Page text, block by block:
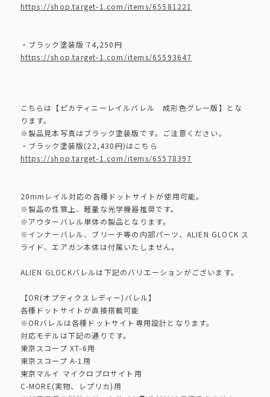
https://shop.target-1.com/items/65581221
・ブラック塗装版 74,250円
https://shop.target-1.com/items/65593647
こちらは【ピカティニーレイルバレル 成形色グレー版】とな
ります。
※製品見本写真はブラック塗装版です。ご注意ください。
・ブラック塗装版(22,430円)はこちら
https://shop.target-1.com/items/65578397
20mmレイル対応の各種ドットサイトが使用可能。
※製品の性質上、軽量な光学機器推奨です。
※アウターバレル単体の製品となります。
※インナーバレル、ブリーチ等の内部パーツ、ALIEN GLOCK ス
ライド、エアガン本体は付属いたしません。
ALIEN GLOCKバレルは下記のバリエーションがございます。
【OR(オプティクスレディー)バレル】
各種ドットサイトが直接搭載可能
※ORバレルは各種ドットサイト専用設計となります。
対応モデルは下記の通りです。
東京スコープ XT-6用
東京スコープ A-1用
東京マルイ マイクロプロサイト用
C-MORE(実物、レプリカ)用